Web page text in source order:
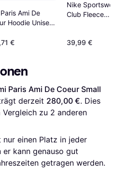
Ami De
Hoodie Unisex -
€
Nike
Club Fleece
39,99 €
Paris Ami De Coeur Small
derzeit 280,00 €. Dies
zu 2 anderen
einen Platz in jeder
kann genauso gut
getragen werden.